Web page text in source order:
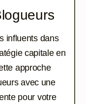
influents dans
capitale en
approche
avec une
pour votre